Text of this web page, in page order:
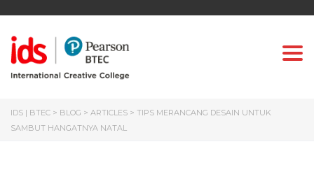
IDS | BTEC > BLOG > ARTICLES > TIPS MERANCANG DESAIN UNTUK
SAMBUT HANGATNYA NATAL